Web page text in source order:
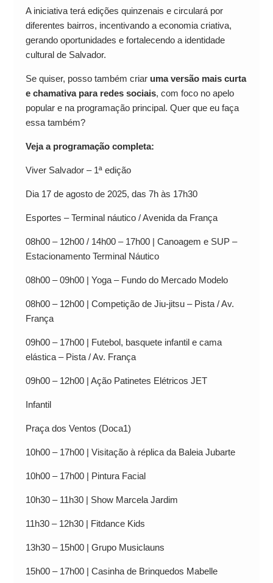
A iniciativa terá edições quinzenais e circulará por
diferentes bairros, incentivando a economia criativa,
gerando oportunidades e fortalecendo a identidade
cultural de Salvador.
Se quiser, posso também criar uma versão mais curta
e chamativa para redes sociais, com foco no apelo
popular e na programação principal. Quer que eu faça
essa também?
Veja a programação completa:
Viver Salvador – 1ª edição
Dia 17 de agosto de 2025, das 7h às 17h30
Esportes – Terminal náutico / Avenida da França
08h00 – 12h00 / 14h00 – 17h00 | Canoagem e SUP –
Estacionamento Terminal Náutico
08h00 – 09h00 | Yoga – Fundo do Mercado Modelo
08h00 – 12h00 | Competição de Jiu-jitsu – Pista / Av.
França
09h00 – 17h00 | Futebol, basquete infantil e cama
elástica – Pista / Av. França
09h00 – 12h00 | Ação Patinetes Elétricos JET
Infantil
Praça dos Ventos (Doca1)
10h00 – 17h00 | Visitação à réplica da Baleia Jubarte
10h00 – 17h00 | Pintura Facial
10h30 – 11h30 | Show Marcela Jardim
11h30 – 12h30 | Fitdance Kids
13h30 – 15h00 | Grupo Musiclauns
15h00 – 17h00 | Casinha de Brinquedos Mabelle